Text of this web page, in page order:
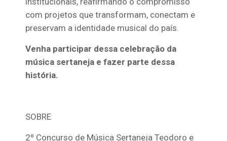
com projetos que transformam, conectam e
preservam a identidade musical do país.
Venha participar dessa celebração da
música sertaneja e fazer parte dessa
história.
SOBRE
2º Concurso de Música Sertaneja Teodoro e